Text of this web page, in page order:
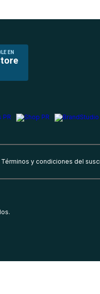
EN
Términos y condiciones del